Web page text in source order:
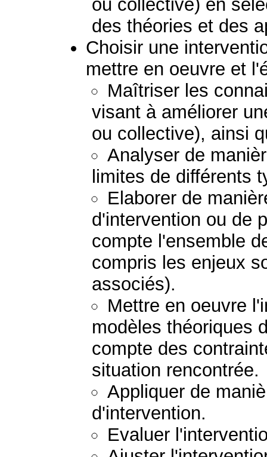
ou collective) en
des théories et des
Choisir une
mettre en oeuvre et
Maîtriser les
visant à améliorer
ou collective), ainsi
Analyser de
limites de différents
Elaborer de
d'intervention ou de
compte l'ensemble
compris les enjeux
associés).
Mettre en oeuvre
modèles théoriques
compte des
situation rencontrée.
Appliquer de
d'intervention.
Evaluer